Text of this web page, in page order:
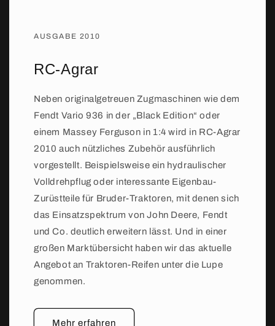
AUSGABE 2010
RC-Agrar
Neben originalgetreuen Zugmaschinen wie dem
Fendt Vario 936 in der „Black Edition“ oder
einem Massey Ferguson in 1:4 wird in RC-Agrar
2010 auch nützliches Zubehör ausführlich
vorgestellt. Beispielsweise ein hydraulischer
Volldrehpflug oder interessante Eigenbau-
Zurüstteile für Bruder-Traktoren, mit denen sich
das Einsatzspektrum von John Deere, Fendt
und Co. deutlich erweitern lässt. Und in einer
großen Marktübersicht haben wir das aktuelle
Angebot an Traktoren-Reifen unter die Lupe
genommen.
Mehr erfahren